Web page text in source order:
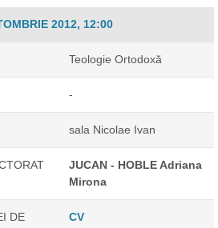
2012, 12:00
Teologie Ortodoxă
-
sala Nicolae Ivan
JUCAN - HOBLE Adriana
Mirona
DE
CV